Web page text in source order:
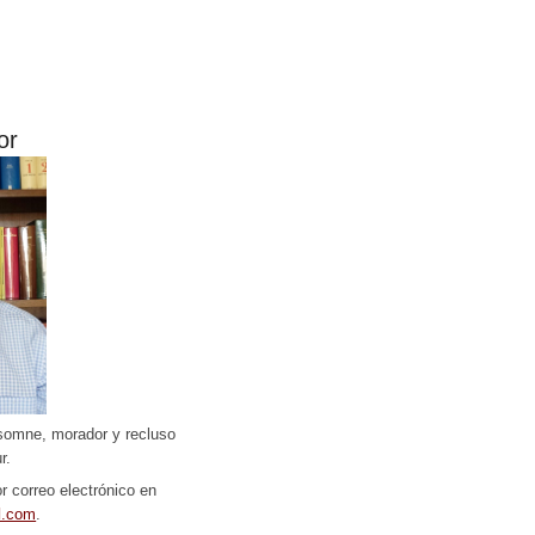
morador y recluso
correo electrónico en